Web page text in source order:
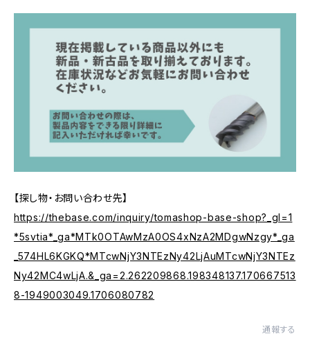
【探し物・お問い合わせ先】
https://thebase.com/inquiry/tomashop-base-shop?_gl=1
*5svtia*_ga*MTk0OTAwMzA0OS4xNzA2MDgwNzgy*_ga
_574HL6KGKQ*MTcwNjY3NTEzNy42LjAuMTcwNjY3NTEz
Ny42MC4wLjA.&_ga=2.262209868.198348137.170667513
8-1949003049.1706080782
通報する